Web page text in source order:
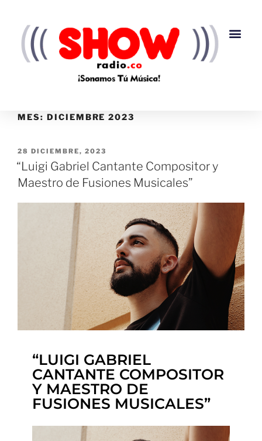
MES: DICIEMBRE 2023
28 DICIEMBRE, 2023
“Luigi Gabriel Cantante Compositor y
Maestro de Fusiones Musicales”
“LUIGI GABRIEL
CANTANTE COMPOSITOR
Y MAESTRO DE
FUSIONES MUSICALES”